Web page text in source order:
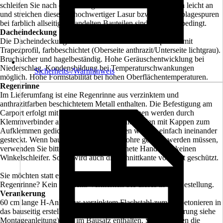
schleifen Sie nach der Montage die sichtbaren Oberflächen leicht an
und streichen diese mit hochwertiger Lasur bzw. Farbe. Ablagespuren
bei farblich allseitig behandelten Bauteilen sind technisch bedingt.
Dacheindeckung
Die Dacheindeckung besteht aus Aluminium-Dachplatten mit
Trapezprofil, farbbeschichtet (Oberseite anthrazit/Unterseite lichtgrau).
Bruchsicher und hagelbeständig. Hohe Geräuschentwicklung bei
Niederschlag. Kondensbildung bei Temperaturschwankungen
möglich. Hohe Formstabilität bei hohen Oberflächentemperaturen.
Regenrinne
Im Lieferumfang ist eine Regenrinne aus verzinktem und
anthrazitfarben beschichtetem Metall enthalten. Die Befestigung am
Carport erfolgt mit Sirnbretthaltern. Die Rinnen werden durch
Klemmverbinder aneinander gestoßen, die Enden mit Kappen zum
Aufklemmen gedichtet. Rohre und Bögen werden einfach ineinander
gesteckt. Wenn bauseitig Rinnen oder Rohre gekürzt werden müssen,
verwenden Sie bitte eine für Stahl geeignete Handsäge, keinen
Winkelschleifer. Somit wird auch die Schnittkante vor Rost geschützt.
Sie möchten statt einer Regenrinne in anthrazit eine weiße
Regenrinne? Kein Problem. Vermerken Sie dieses in der Bestellung.
Verankerung
60 cm lange H-Anker aus verzinktem Flachstahl zum Einbetonieren in
das bauseitig erstellte Punktfundament (Größe und Ausführung siehe
Montageanleitung) sind im Bausatz enthalten. Sie verbinden die
Sicherheits-/Warnhinweis